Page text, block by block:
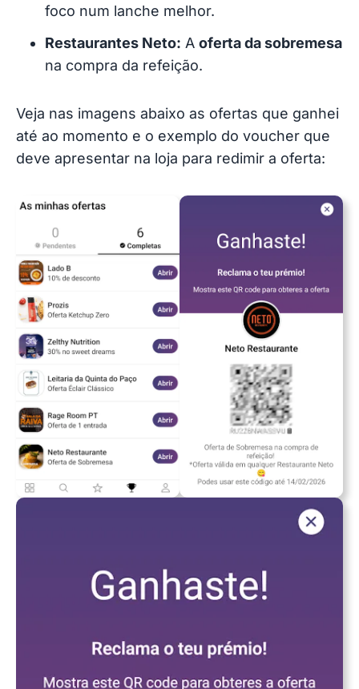
foco num lanche melhor.
Restaurantes Neto: A oferta da sobremesa
na compra da refeição.
Veja nas imagens abaixo as ofertas que ganhei
até ao momento e o exemplo do voucher que
deve apresentar na loja para redimir a oferta: